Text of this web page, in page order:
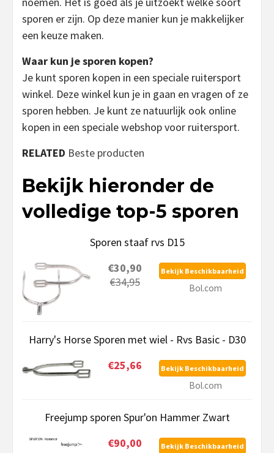
sporen er zijn. Op deze manier kun je makkelijker
een keuze maken.
Waar kun je sporen kopen?
Je kunt sporen kopen in een speciale ruitersport
winkel. Deze winkel kun je in gaan en vragen of ze
sporen hebben. Je kunt ze natuurlijk ook online
kopen in een speciale webshop voor ruitersport.
RELATED Beste producten
Bekijk hieronder de
volledige top-5 sporen
Sporen staaf rvs D15
€30,90
€34,95
Bekijk Beschikbaarheid
Bol.com
Harry's Horse Sporen met wiel - Rvs Basic - D30
€25,66
Bekijk Beschikbaarheid
Bol.com
Freejump sporen Spur'on Hammer Zwart
€90,00
Bekijk Beschikbaarheid